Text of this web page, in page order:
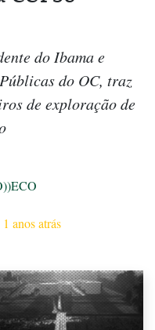
do Ibama e
do OC, traz
de exploração de
1 anos atrás